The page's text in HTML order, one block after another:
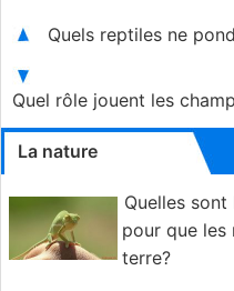
Quels reptiles ne
Quel rôle jouent les
La nature
Quelles
pour que les
terre?